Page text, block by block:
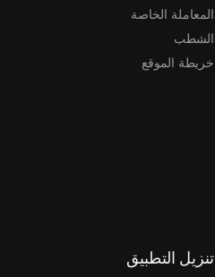
المعاملة الخاصة
الشطب
خريطة الموقع
تنزيل التطبيق